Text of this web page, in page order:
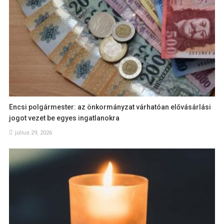
Encsi polgármester: az önkormányzat várhatóan elővásárlási
jogot vezet be egyes ingatlanokra
július 29, 2026